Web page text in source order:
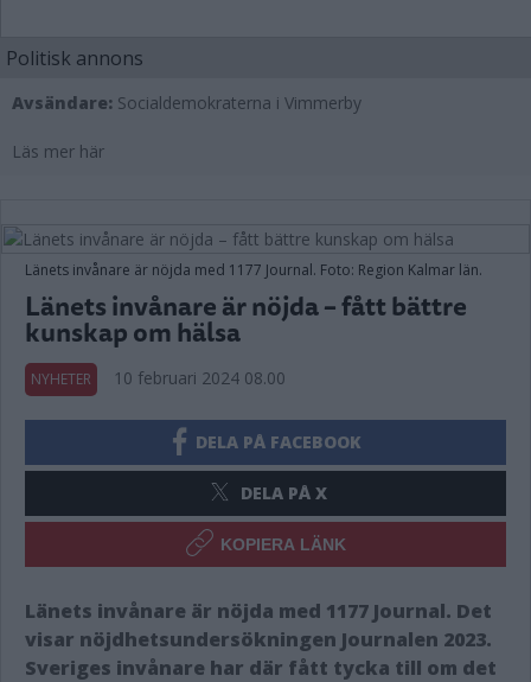
Politisk annons
Avsändare: Socialdemokraterna i Vimmerby
Läs mer här
Länets invånare är nöjda med 1177 Journal. Foto: Region Kalmar län.
Länets invånare är nöjda – fått bättre
kunskap om hälsa
NYHETER 10 februari 2024 08.00
DELA PÅ FACEBOOK
DELA PÅ X
KOPIERA LÄNK
Länets invånare är nöjda med 1177 Journal. Det
visar nöjdhetsundersökningen Journalen 2023.
Sveriges invånare har där fått tycka till om det